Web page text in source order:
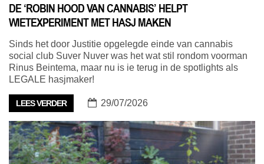
DE ‘ROBIN HOOD VAN CANNABIS’ HELPT
WIETEXPERIMENT MET HASJ MAKEN
Sinds het door Justitie opgelegde einde van cannabis
social club Suver Nuver was het wat stil rondom voorman
Rinus Beintema, maar nu is ie terug in de spotlights als
LEGALE hasjmaker!
LEES VERDER 29/07/2026